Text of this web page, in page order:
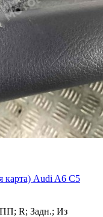
карта) Audi A6 C5
R; Задн.; Из